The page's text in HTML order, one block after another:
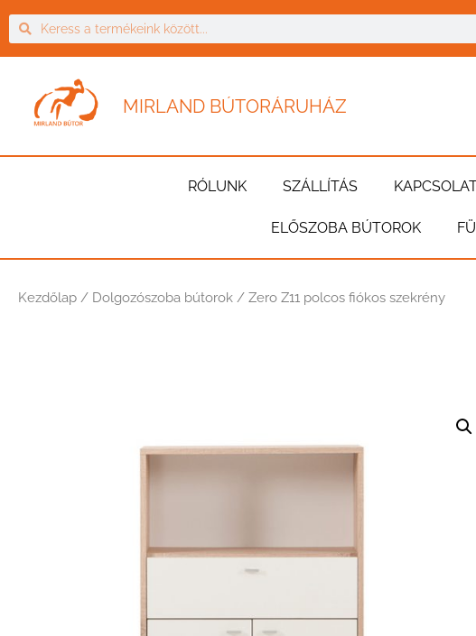
MIRLAND BÚTORÁRUHÁZ
RÓLUNK SZÁLLÍTÁS
ELŐSZOBA BÚTOROK
Kezdőlap / Dolgozószoba bútorok / Zero Z11 polcos fiókos szekrény